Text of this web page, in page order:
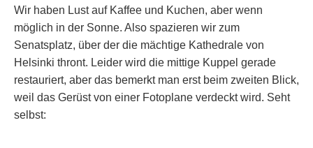
Wir haben Lust auf Kaffee und Kuchen, aber wenn
möglich in der Sonne. Also spazieren wir zum
Senatsplatz, über der die mächtige Kathedrale von
Helsinki thront. Leider wird die mittige Kuppel gerade
restauriert, aber das bemerkt man erst beim zweiten Blick,
weil das Gerüst von einer Fotoplane verdeckt wird. Seht
selbst: